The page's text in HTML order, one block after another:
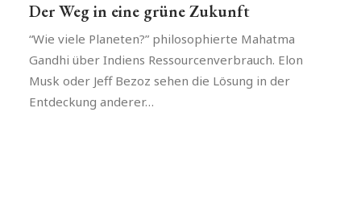
Der Weg in eine grüne Zukunft
“Wie viele Planeten?” philosophierte Mahatma
Gandhi über Indiens Ressourcenverbrauch. Elon
Musk oder Jeff Bezoz sehen die Lösung in der
Entdeckung anderer…